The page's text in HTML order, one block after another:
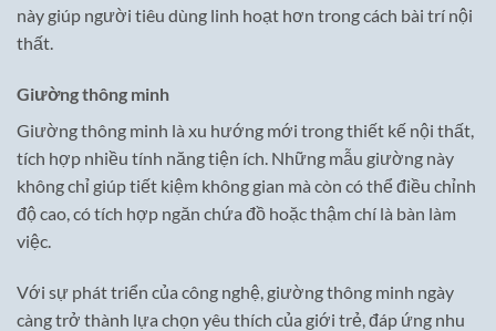
này giúp người tiêu dùng linh hoạt hơn trong cách bài trí nội
thất.
Giường thông minh
Giường thông minh là xu hướng mới trong thiết kế nội thất,
tích hợp nhiều tính năng tiện ích. Những mẫu giường này
không chỉ giúp tiết kiệm không gian mà còn có thể điều chỉnh
độ cao, có tích hợp ngăn chứa đồ hoặc thậm chí là bàn làm
việc.
Với sự phát triển của công nghệ, giường thông minh ngày
càng trở thành lựa chọn yêu thích của giới trẻ, đáp ứng nhu